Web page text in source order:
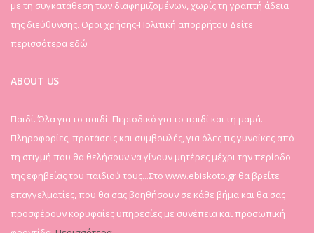
με τη συγκατάθεση των διαφημιζομένων, χωρίς τη γραπτή άδεια
της διεύθυνσης. Οροι χρήσης-Πολιτική απορρήτου Δείτε
περισσότερα εδώ
ABOUT US
Παιδί. Όλα για το παιδί. Περιοδικό για το παιδί και τη μαμά.
Πληροφορίες, προτάσεις και συμβουλές, για όλες τις γυναίκες από
τη στιγμή που θα θελήσουν να γίνουν μητέρες μέχρι την περίοδο
της εφηβείας του παιδιού τους...Στο www.ebiskoto.gr θα βρείτε
επαγγελματίες, που θα σας βοηθήσουν σε κάθε βήμα και θα σας
προσφέρουν κορυφαίες υπηρεσίες με συνέπεια και προσωπική